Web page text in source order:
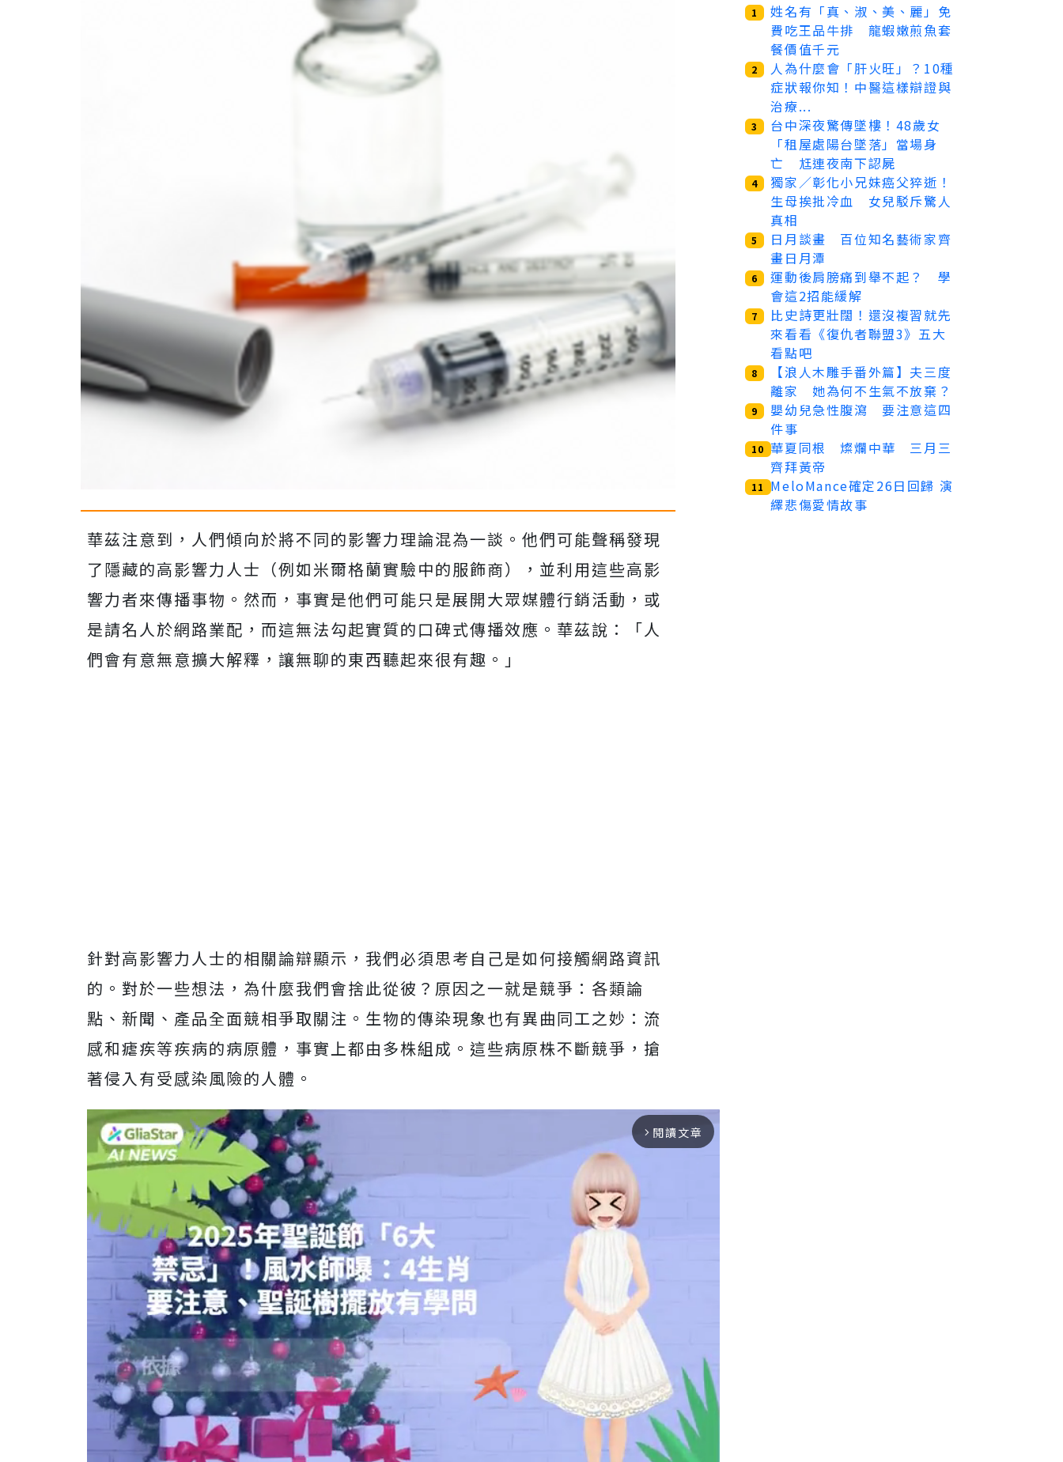
華茲注意到，人們傾向於將不同的影響力理論混為一談。他們可能聲稱發現
了隱藏的高影響力人士（例如米爾格蘭實驗中的服飾商），並利用這些高影
響力者來傳播事物。然而，事實是他們可能只是展開大眾媒體行銷活動，或
是請名人於網路業配，而這無法勾起實質的口碑式傳播效應。華茲說：「人
們會有意無意擴大解釋，讓無聊的東西聽起來很有趣。」
針對高影響力人士的相關論辯顯示，我們必須思考自己是如何接觸網路資訊
的。對於一些想法，為什麼我們會捨此從彼？原因之一就是競爭：各類論
點、新聞、產品全面競相爭取關注。生物的傳染現象也有異曲同工之妙：流
感和瘧疾等疾病的病原體，事實上都由多株組成。這些病原株不斷競爭，搶
著侵入有受感染風險的人體。
arrow_forward_ios 閱讀文章
1
姓名有「真、淑、美、麗」免
費吃王品牛排 龍蝦嫩煎魚套
餐價值千元
2
人為什麼會「肝火旺」？10種
症狀報你知！中醫這樣辯證與
治療...
3
台中深夜驚傳墜樓！48歲女
「租屋處陽台墜落」當場身
亡 尪連夜南下認屍
4
獨家／彰化小兄妹癌父猝逝！
生母挨批冷血 女兒駁斥驚人
真相
5
日月談畫 百位知名藝術家齊
畫日月潭
6
運動後肩膀痛到舉不起？ 學
會這2招能緩解
7
比史詩更壯闊！還沒複習就先
來看看《復仇者聯盟3》五大
看點吧
8
【浪人木雕手番外篇】夫三度
離家 她為何不生氣不放棄？
9
嬰幼兒急性腹瀉 要注意這四
件事
10 華夏同根 燦爛中華 三月三
齊拜黃帝
11
MeloMance確定26日回歸 演
繹悲傷愛情故事